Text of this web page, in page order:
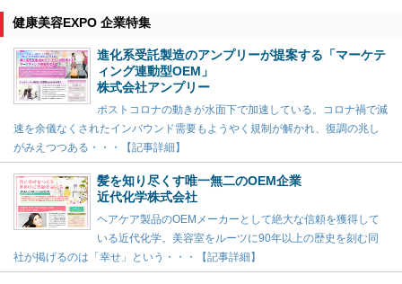
健康美容EXPO 企業特集
進化系受託製造のアンプリーが提案する「マーケテ
ィング連動型OEM」
株式会社アンプリー
ポストコロナの動きが水面下で加速している。コロナ禍で減
速を余儀なくされたインバウンド需要もようやく規制が解かれ、復調の兆し
がみえつつある・・・【記事詳細】
髪を知り尽くす唯一無二のOEM企業
近代化学株式会社
ヘアケア製品のOEMメーカーとして絶大な信頼を獲得して
いる近代化学。美容室をルーツに90年以上の歴史を刻む同
社が掲げるのは「幸せ」という・・・【記事詳細】